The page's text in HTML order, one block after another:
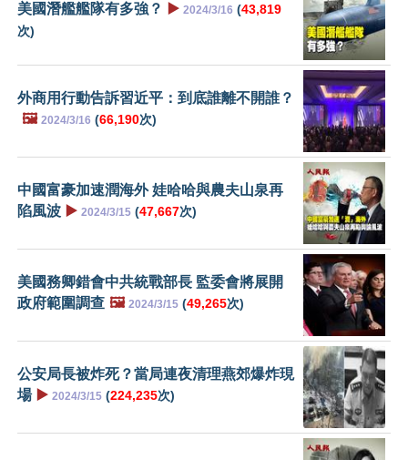
美國潛艦艦隊有多強？ ▶️ 2024/3/16 (43,819
次)
外商用行動告訴習近平：到底誰離不開誰？
🖼️ 2024/3/16 (66,190次)
中國富豪加速潤海外 娃哈哈與農夫山泉再
陷風波 ▶️ 2024/3/15 (47,667次)
美國務卿錯會中共統戰部長 監委會將展開
政府範圍調查 🖼️ 2024/3/15 (49,265次)
公安局長被炸死？當局連夜清理燕郊爆炸現
場 ▶️ 2024/3/15 (224,235次)